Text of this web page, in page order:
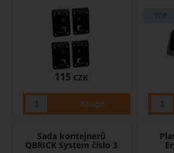
115 CZK
Sada kontejnerů
QBRICK System číslo 3